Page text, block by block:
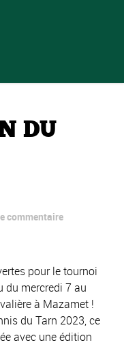
DU
commentaire
pour le tournoi
du mercredi 7 au
à Mazamet !
du Tarn 2023, ce
avec une édition